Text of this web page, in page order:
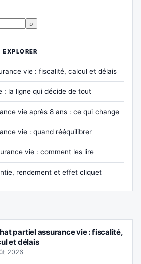
⌕
vie : fiscalité, calcul et délais
: la ligne qui décide de tout
vie après 8 ans : ce qui change
vie : quand rééquilibrer
vie : comment les lire
rendement et effet cliquet
partiel assurance vie : fiscalité,
et délais
2026